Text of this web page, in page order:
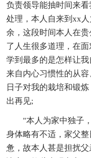
负责领导能抽时间来
处理，本人自来到xx
余，这段时间本人在
了人生很多道理，在
学到最多的是怎样让
来自内心习惯性的从
日子对我的栽培和锻
出再见;
"本人为家中独子
身体略有不适，家父
惫，故本人甚是担扰